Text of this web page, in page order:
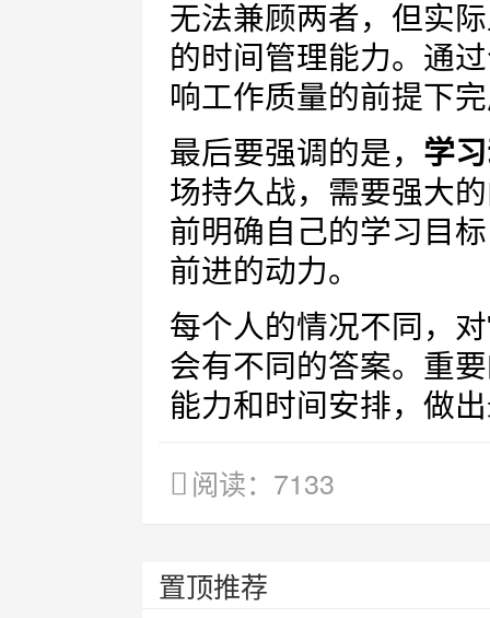
无法兼顾两者，但实
的时间管理能力。通
响工作质量的前提下
最后要强调的是， 学
场持久战，需要强大
前明确自己的学习目
前进的动力。
每个人的情况不同，
会有不同的答案。重
能力和时间安排，做
阅读：7133
置顶推荐